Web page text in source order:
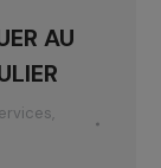
AU
,